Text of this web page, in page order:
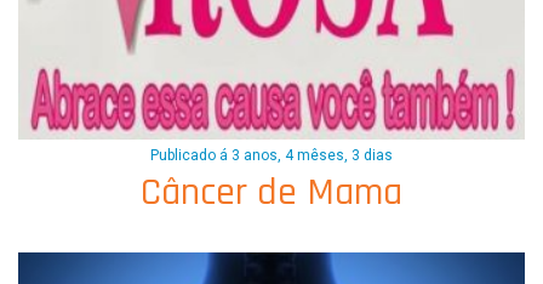
Publicado á 3 anos, 4 mêses, 3 dias
Câncer de Mama